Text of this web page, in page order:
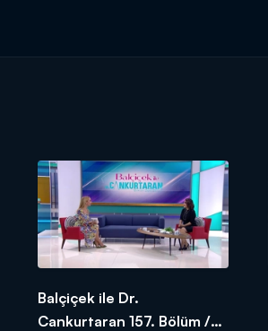
Balçiçek ile Dr.
Cankurtaran 157. Bölüm /